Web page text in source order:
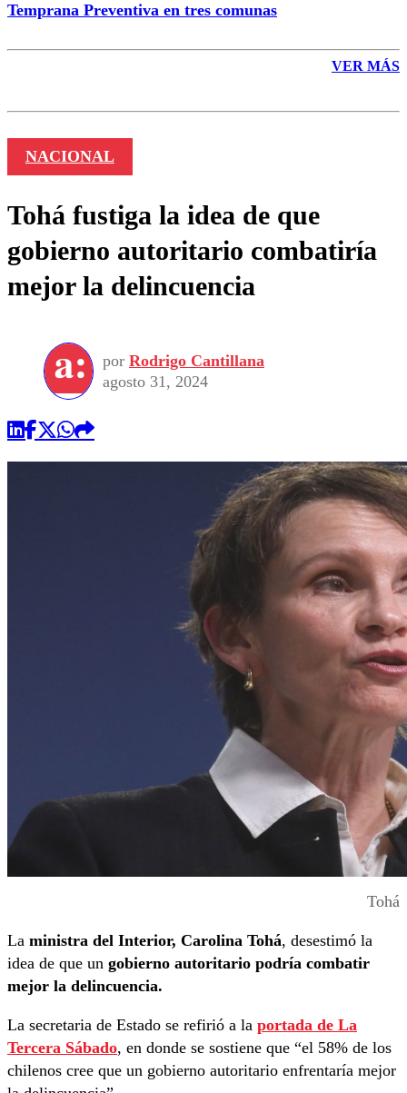
Temprana Preventiva en tres comunas
VER MÁS
NACIONAL
Tohá fustiga la idea de que
gobierno autoritario combatiría
mejor la delincuencia
por Rodrigo Cantillana
agosto 31, 2024
Tohá
La ministra del Interior, Carolina Tohá, desestimó la
idea de que un gobierno autoritario podría combatir
mejor la delincuencia.
La secretaria de Estado se refirió a la portada de La
Tercera Sábado, en donde se sostiene que “el 58% de los
chilenos cree que un gobierno autoritario enfrentaría mejor